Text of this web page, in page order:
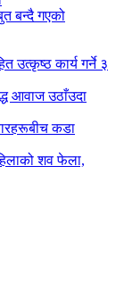
बन्दै गएको
उत्कृष्ठ कार्य गर्ने ३
आवाज उठाँउदा
कडा
शव फेला,